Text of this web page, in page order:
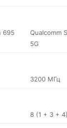
695
Qualcomm
5G
3200 МГц
8 (1 + 3 + 4)